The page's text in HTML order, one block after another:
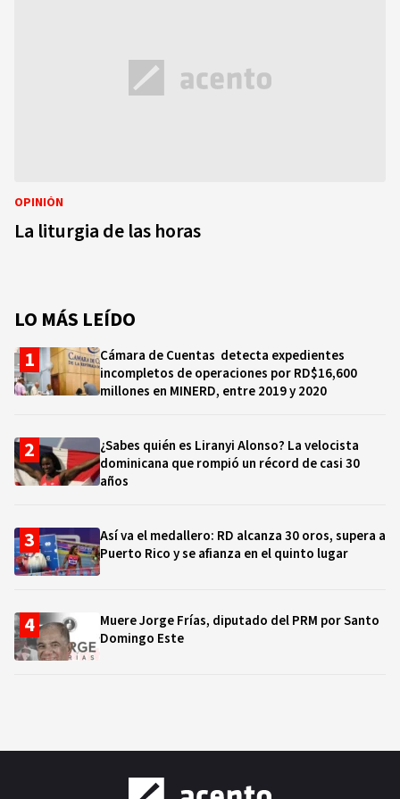
OPINIÓN
La liturgia de las horas
LO MÁS LEÍDO
Cámara de Cuentas detecta expedientes
incompletos de operaciones por RD$16,600
millones en MINERD, entre 2019 y 2020
¿Sabes quién es Liranyi Alonso? La velocista
dominicana que rompió un récord de casi 30
años
Así va el medallero: RD alcanza 30 oros, supera a
Puerto Rico y se afianza en el quinto lugar
Muere Jorge Frías, diputado del PRM por Santo
Domingo Este